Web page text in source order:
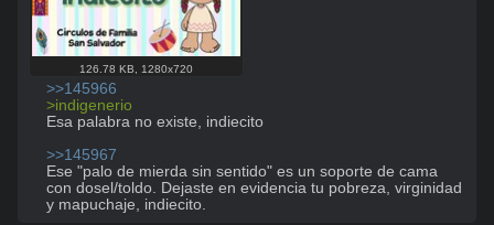
126.78 KB 1280x720
>>145966
>indigenerio
Esa palabra no existe, indiecito
>>145967
Ese "palo de mierda sin sentido" es un soporte de cama
con dosel/toldo. Dejaste en evidencia tu pobreza, virginidad
y mapuchaje, indiecito.